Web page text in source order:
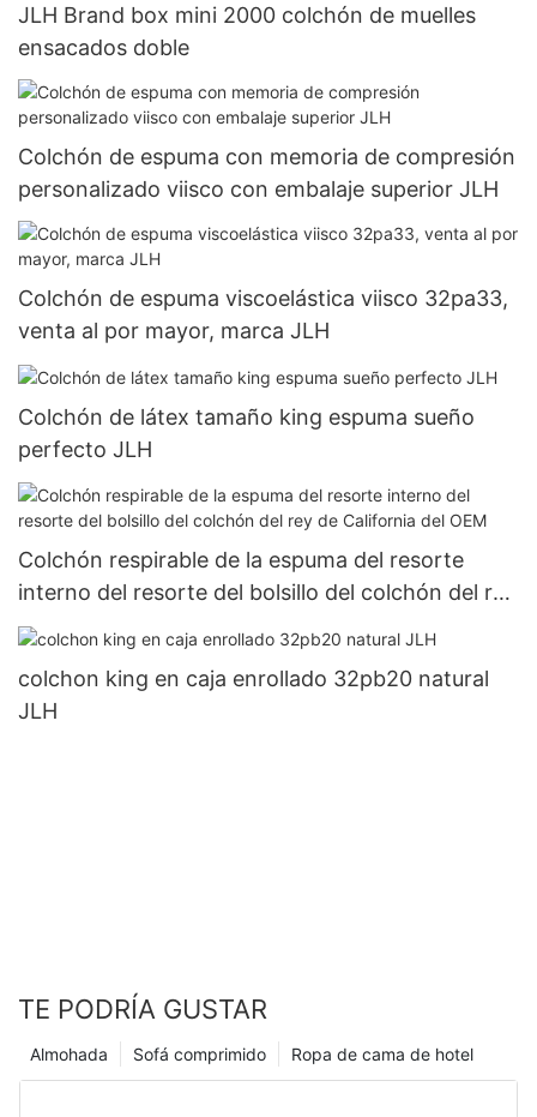
JLH Brand box mini 2000 colchón de muelles
ensacados doble
Colchón de espuma con memoria de compresión
personalizado viisco con embalaje superior JLH
Colchón de espuma viscoelástica viisco 32pa33,
venta al por mayor, marca JLH
Colchón de látex tamaño king espuma sueño
perfecto JLH
Colchón respirable de la espuma del resorte
interno del resorte del bolsillo del colchón del rey
de California del OEM
colchon king en caja enrollado 32pb20 natural
JLH
TE PODRÍA GUSTAR
Ropa de cama de hotel
Sofá comprimido
Almohada